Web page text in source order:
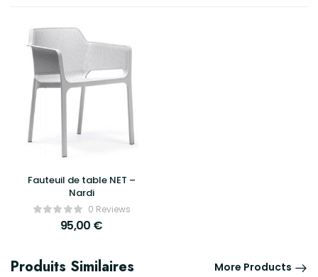
Fauteuil de table NET –
Nardi
0 Reviews
95,00 €
Produits Similaires More Products